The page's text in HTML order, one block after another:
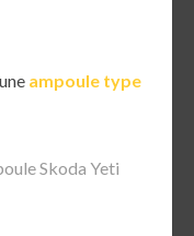
ampoule type
Skoda Yeti